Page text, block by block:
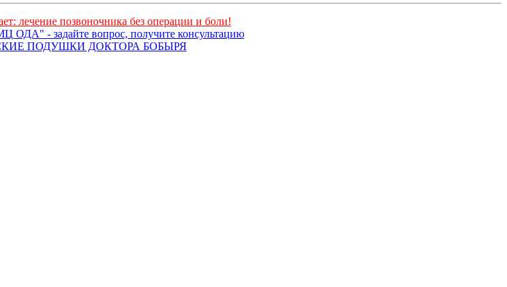
лечение позвоночника без операции и боли!
ОДА" - задайте вопрос, получите консультацию
ПОДУШКИ ДОКТОРА БОБЫРЯ